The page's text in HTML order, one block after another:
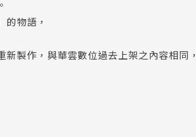
物語，
製作，與華雲數位過去上架之內容相同